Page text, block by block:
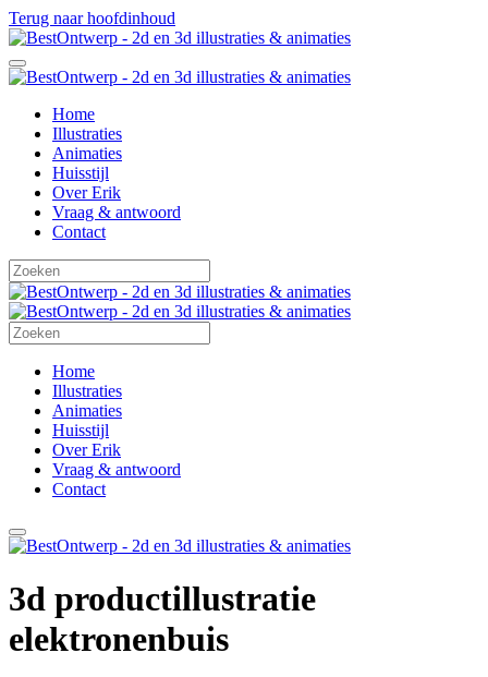
Terug naar hoofdinhoud
Home
Illustraties
Animaties
Huisstijl
Over Erik
Vraag & antwoord
Contact
Home
Illustraties
Animaties
Huisstijl
Over Erik
Vraag & antwoord
Contact
3d productillustratie
elektronenbuis